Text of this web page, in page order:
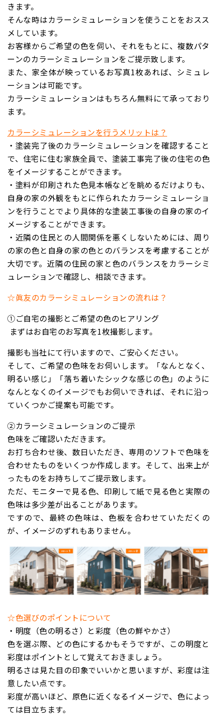
きます。
そんな時はカラーシミュレーションを使うことをおスス
メしています。
お客様からご希望の色を伺い、それをもとに、複数パタ
ーンのカラーシミュレーションをご提示致します。
また、家全体が映っているお写真1枚あれば、シミュレ
ーションは可能です。
カラーシミュレーションはもちろん無料にて承っており
ます。
カラーシミュレーションを行うメリットは？
・塗装完了後のカラーシミュレーションを確認すること
で、 住宅に住む家族全員で、塗装工事完了後の住宅の色
をイメージすることができます。
・塗料が印刷された色見本帳などを眺めるだけよりも、
自身の家の外観をもとに作られたカラーシミュレーショ
ンを行うことでより具体的な塗装工事後の自身の家のイ
メージすることができます。
・ 近隣の住民との人間関係を悪くしないためには、周り
の家の色と自身の家の色とのバランスを考慮することが
大切です。近隣の住民の家と色のバランスをカラーシミ
ュレーションで確認し、相談できます。
☆眞友のカラーシミュレーションの流れは？
①ご自宅の撮影とご希望の色のヒアリング
まずはお自宅のお写真を1枚撮影します。
撮影も当社にて行いますので、ご安心ください。
そして、ご希望の色味をお伺いします。「なんとなく、
明るい感じ」「落ち着いたシックな感じの色」のように
なんとなくのイメージでもお伺いできれば、それに沿っ
ていくつかご提案も可能です。
②カラーシミュレーションのご提示
色味をご確認いただきます。
お打ち合わせ後、数日いただき、専用のソフトで色味を
合わせたものをいくつか作成します。そして、出来上が
ったものをお持ちしてご提示致します。
ただ、モニターで見る色、印刷して紙で見る色と実際の
色味は多少差が出ることがあります。
ですので、最終の色味は、色板を合わせていただくの
が、イメージのずれもありません。
☆色選びのポイントについて
・ 明度（色の明るさ）と彩度（色の鮮やかさ）
色を選ぶ際、どの色にするかもそうですが、この明度と
彩度はポイントとして覚えておきましょう。
明るさは見た目の印象でいいかと思いますが、彩度は注
意したい点です。
彩度が高いほど、原色に近くなるイメージで、色によっ
ては目立ちます。